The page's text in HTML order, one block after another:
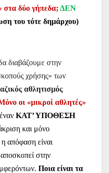
στα δύο γήπεδα; ΔΕΝ
του τότε δημάρχου)
διαβάζουμε στην
χρήσης» των
αθλητισμός
οι «μικροί αθλητές»
ΚΑΤ’ ΥΠΟΘΕΣΗ
και μόνο
η απόφαση είναι
στην
Ποια είναι τα